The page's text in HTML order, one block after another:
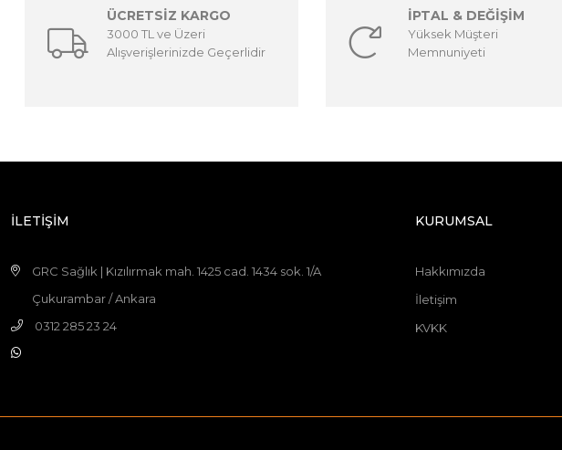
ÜCRETSİZ KARGO
3000 TL ve Üzeri
Alışverişlerinizde Geçerlidir
İPTAL & DEĞİŞİM
Yüksek Müşteri
Memnuniyeti
İLETİŞİM
GRC Sağlık | Kızılırmak mah. 1425 cad. 1434 sok. 1/A
Çukurambar / Ankara
0312 285 23 24
KURUMSAL
Hakkımızda
İletişim
KVKK